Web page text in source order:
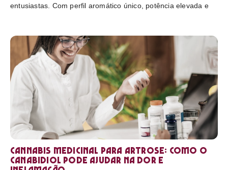
entusiastas. Com perfil aromático único, potência elevada e
Cannabis medicinal para artrose: como o
canabidiol pode ajudar na dor e